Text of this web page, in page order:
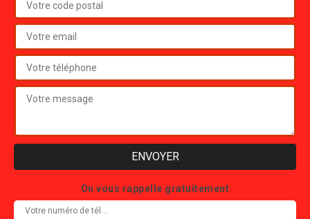
On vous rappelle gratuitement